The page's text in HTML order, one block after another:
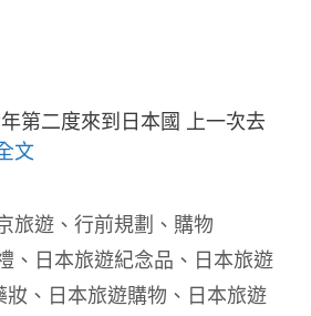
二度來到日本國 上一次去
文
旅遊、 行前規劃 、 購物
、 日本旅遊紀念品 、 日本旅遊
妝 、 日本旅遊購物 、 日本旅遊